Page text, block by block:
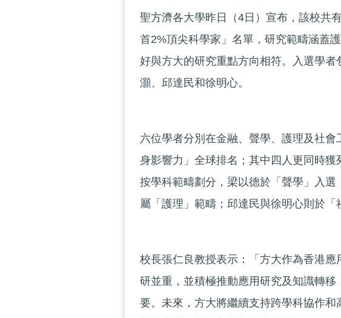
聖方濟各大學昨日（4日）宣布，該校共
首2%頂尖科學家」名單，研究範疇涵蓋
好與方大的研究重點方向相符。入選學
灝、邱達民和徐明心。
六位學者分別在金融、聲學、護理及社
身影響力」全球排名；其中四人更同時獲
按學科範疇劃分，梁以德於「聲學」入
屬「護理」範疇；邱達民與徐明心則於「
校長張仁良教授表示：「方大作為香港
研並重，並積極推動應用研究及知識轉
要。未來，方大將繼續支持跨學科協作